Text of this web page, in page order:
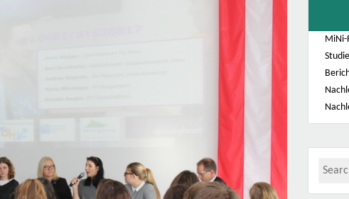
MiNi-